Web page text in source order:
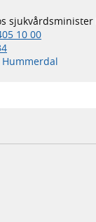
sjukvårdsminister
10 00
i ny flik,
extern
i ny flik,
din e-postklient,